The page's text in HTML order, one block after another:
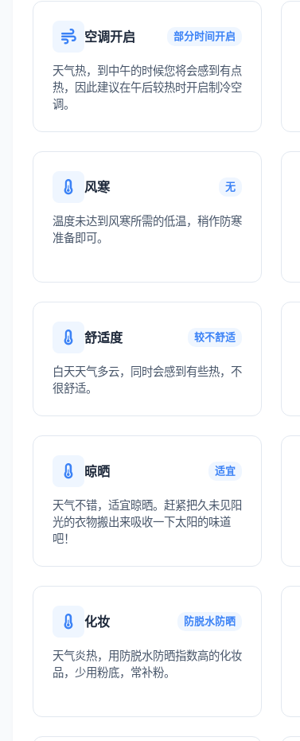
空调开启 部分时间开启
天气热，到中午的时候您将会感到有点
热，因此建议在午后较热时开启制冷空
调。
风寒 无
温度未达到风寒所需的低温，稍作防寒
准备即可。
舒适度 较不舒适
白天天气多云，同时会感到有些热，不
很舒适。
晾晒 适宜
天气不错，适宜晾晒。赶紧把久未见阳
光的衣物搬出来吸收一下太阳的味道
吧！
化妆 防脱水防晒
天气炎热，用防脱水防晒指数高的化妆
品，少用粉底，常补粉。